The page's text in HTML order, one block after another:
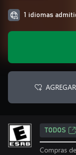
1 idiomas
TODOS
Compras